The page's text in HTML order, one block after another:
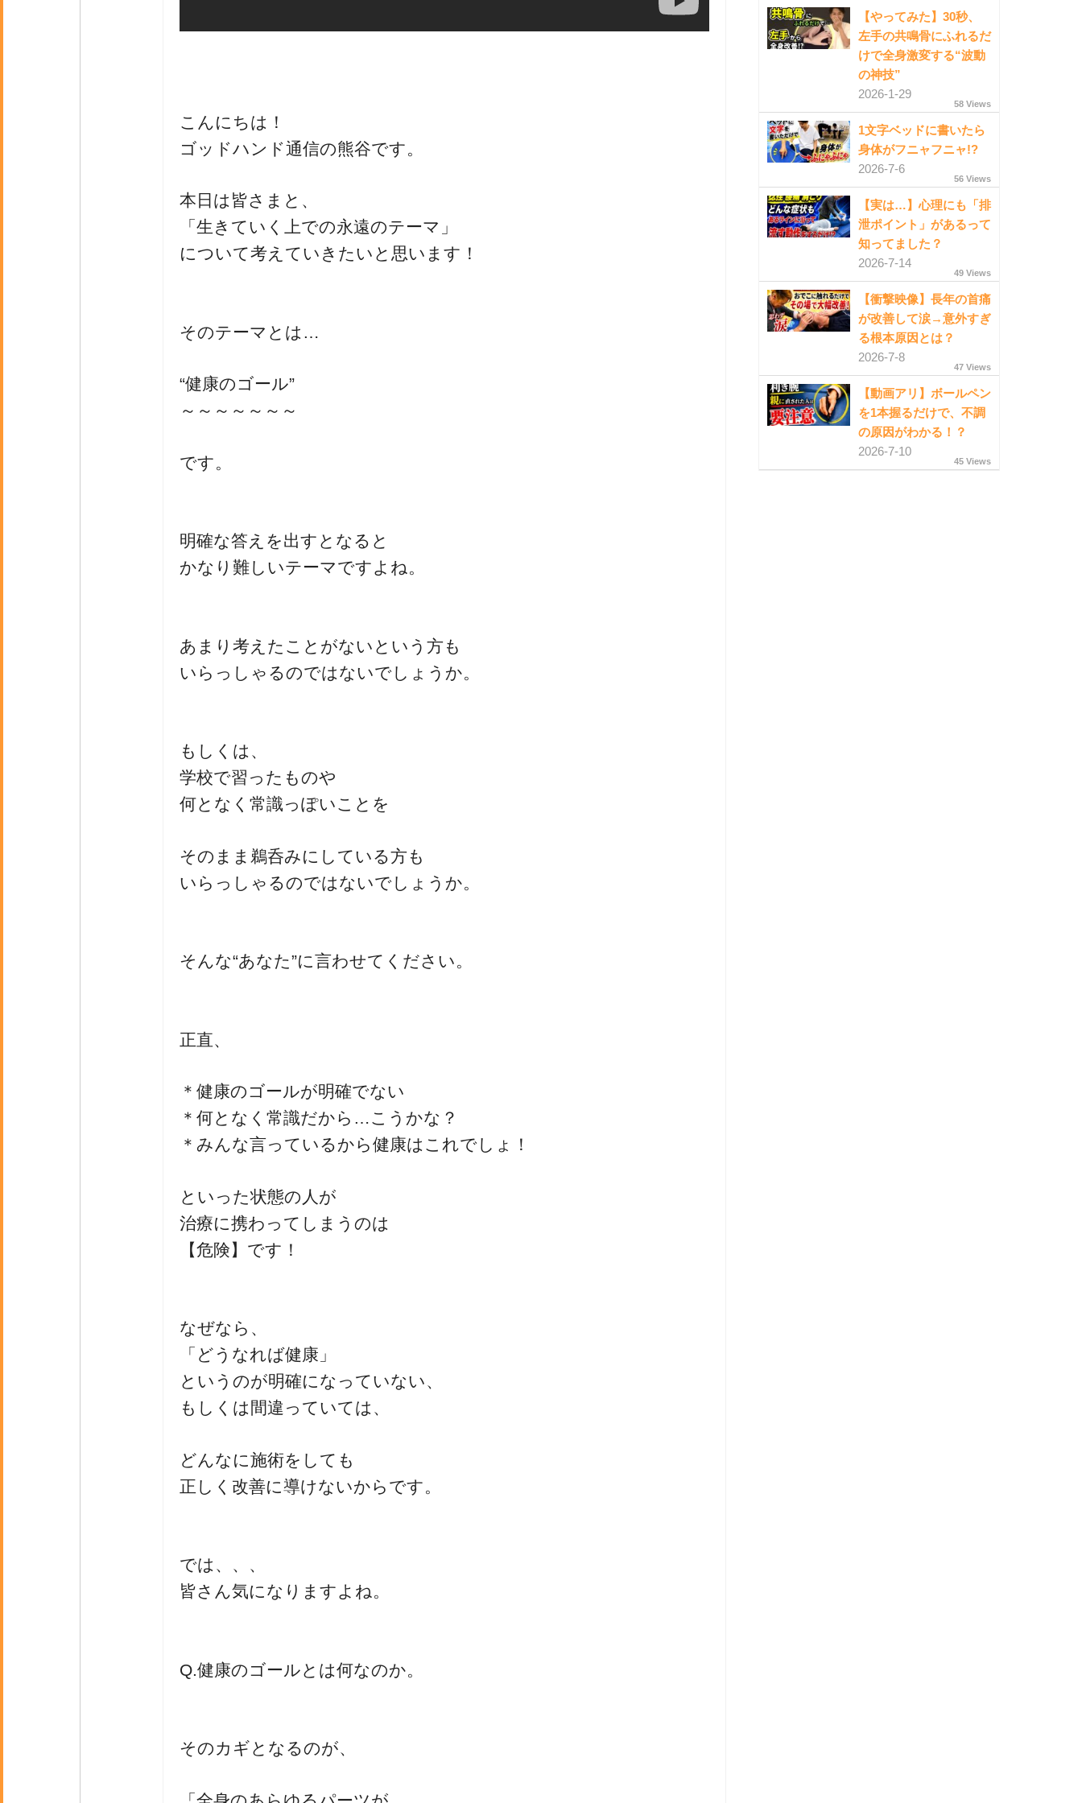
ゴッドハンド通信とは
こんにちは！
ゴッドハンド通信の熊谷です。
本日は皆さまと、
「生きていく上での永遠のテーマ」
について考えていきたいと思います！
そのテーマとは…
“健康のゴール”
～～～～～～～
です。
明確な答えを出すとなると
かなり難しいテーマですよね。
あまり考えたことがないという方も
いらっしゃるのではないでしょうか。
もしくは、
学校で習ったものや
何となく常識っぽいことを
そのまま鵜呑みにしている方も
いらっしゃるのではないでしょうか。
そんな“あなた”に言わせてください。
正直、
＊健康のゴールが明確でない
＊何となく常識だから…こうかな？
＊みんな言っているから健康はこれでしょ！
といった状態の人が
治療に携わってしまうのは
【危険】です！
なぜなら、
「どうなれば健康」
というのが明確になっていない、
もしくは間違っていては、
どんなに施術をしても
正しく改善に導けないからです。
では、、、
皆さん気になりますよね。
Q.健康のゴールとは何なのか。
そのカギとなるのが、
【やってみた】30秒、
左手の共鳴骨にふれるだ
けで全身激変する“波動
の神技”
2026-1-29
58 Views
1文字ベッドに書いたら
身体がフニャフニャ!?
2026-7-6
56 Views
【実は…】心理にも「排
泄ポイント」があるって
知ってました？
2026-7-14
49 Views
【衝撃映像】長年の首痛
が改善して涙→意外すぎ
る根本原因とは？
2026-7-8
47 Views
【動画アリ】ボールペン
を1本握るだけで、不調
の原因がわかる！？
2026-7-10
45 Views